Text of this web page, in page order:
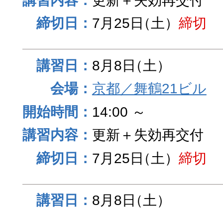
7月25日（土） 締切
8月8日（土）
京都／舞鶴21ビル
14:00 ～
更新＋失効再交付
7月25日（土） 締切
8月8日（土）